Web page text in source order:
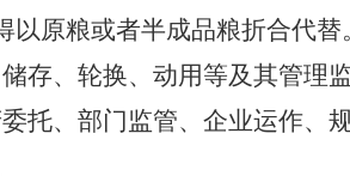
原粮或者半成品粮折合代替
存、轮换、动用等及其管理
托、部门监管、企业运作、